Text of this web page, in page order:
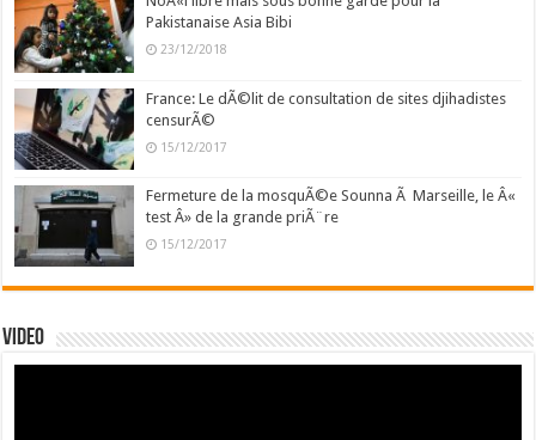
Pakistanaise Asia Bibi
23/12/2018
France: Le dÃ©lit de consultation de sites djihadistes
censurÃ©
15/12/2017
Fermeture de la mosquÃ©e Sounna Ã Marseille, le Â«
test Â» de la grande priÃ¨re
15/12/2017
Video